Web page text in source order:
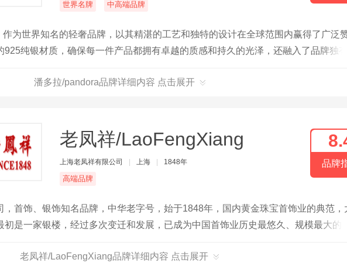
世界名牌 中高端品牌
作为世界知名的轻奢品牌，以其精湛的工艺和独特的设计在全球范围内赢得了广泛赞
925纯银材质，确保每一件产品都拥有卓越的质感和持久的光泽，还融入了品牌独
潘多拉/pandora品牌详细内容 点击展开
老凤祥/LaoFengXiang
上海老凤祥有限公司 上海 1848年
高端品牌
品牌
，首饰、银饰知名品牌，中华老字号，始于1848年，国内黄金珠宝首饰业的典范，
初是一家银楼，经过多次变迁和发展，已成为中国首饰业历史最悠久、规模最大的
老凤祥/LaoFengXiang品牌详细内容 点击展开